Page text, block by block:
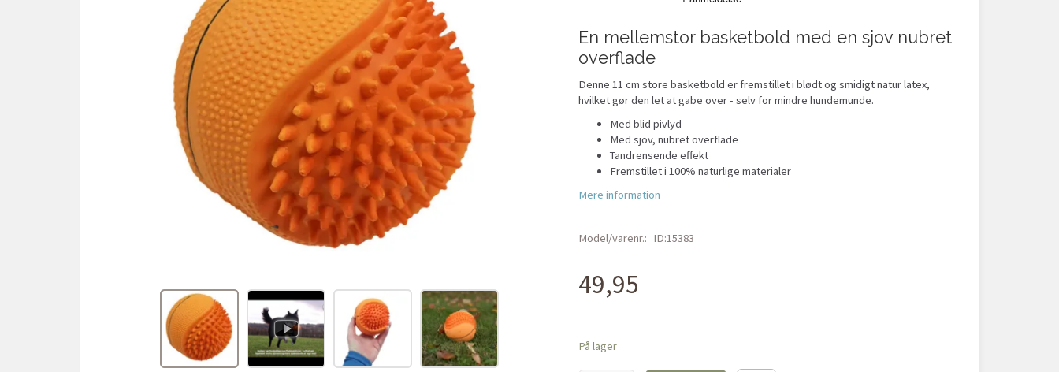
En mellemstor basketbold med en sjov nubret
overflade
Denne 11 cm store basketbold er fremstillet i blødt og smidigt natur latex,
hvilket gør den let at gabe over - selv for mindre hundemunde.
Med blid pivlyd
Med sjov, nubret overflade
Tandrensende effekt
Fremstillet i 100% naturlige materialer
Mere information
Model/varenr.: ID:15383
49,95
På lager